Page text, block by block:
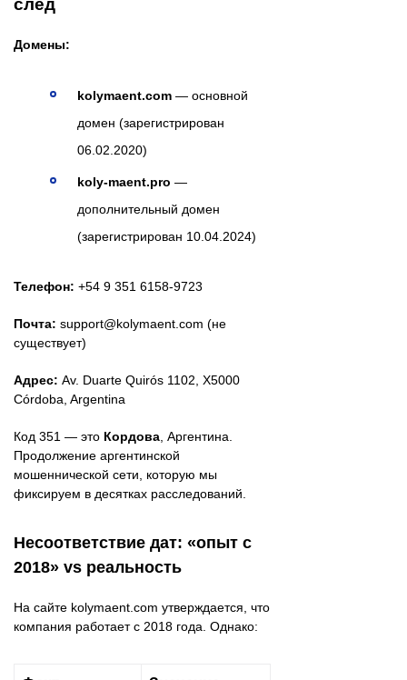
след
Домены:
kolymaent.com — основной
домен (зарегистрирован
06.02.2020)
koly-maent.pro —
дополнительный домен
(зарегистрирован 10.04.2024)
Телефон: +54 9 351 6158-9723
Почта: support@kolymaent.com (не
существует)
Адрес: Av. Duarte Quirós 1102, X5000
Córdoba, Argentina
Код 351 — это Кордова , Аргентина.
Продолжение аргентинской
мошеннической сети, которую мы
фиксируем в десятках расследований.
Несоответствие дат: «опыт с
2018» vs реальность
На сайте kolymaent.com утверждается, что
компания работает с 2018 года. Однако: